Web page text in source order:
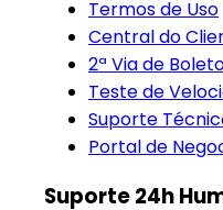
Termos de Uso
Central do
2ª Via de
Teste de
Suporte
Portal de
Suporte 24h